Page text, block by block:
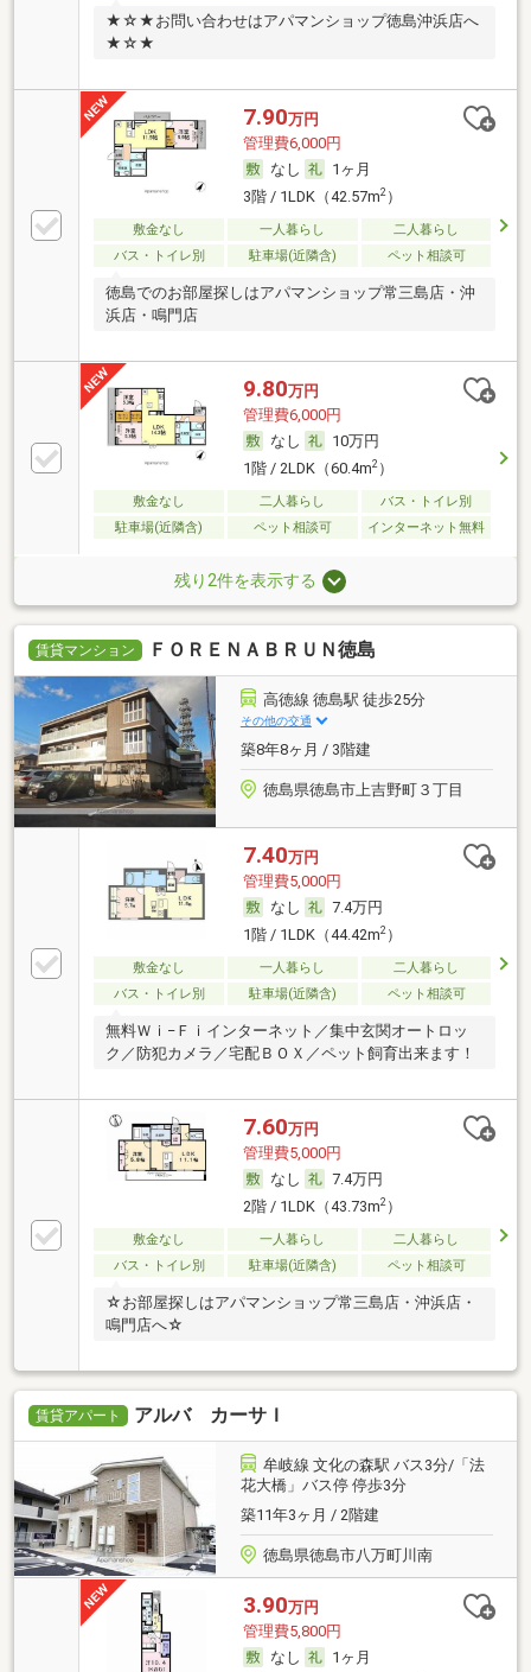
★☆★お問い合わせはアパマンショップ徳島沖浜店へ
★☆★
7.90万円
管理費6,000円
なし
1ヶ月
3階 / 1LDK（42.57m2）
敷金なし 一人暮らし
二人暮らし
バス・トイレ別
駐車場(近隣含) ペット相談可
徳島でのお部屋探しはアパマンショップ常三島店・沖
浜店・鳴門店
9.80万円
管理費6,000円
なし
10万円
1階 / 2LDK（60.4m2）
敷金なし 二人暮らし
バス・トイレ別
駐車場(近隣含)
ペット相談可 インターネット無料
残り2件を表示する
賃貸マンション ＦＯＲＥＮＡＢＲＵＮ徳島
高徳線 徳島駅 徒歩25分
その他の交通
築8年8ヶ月 / 3階建
徳島県徳島市上吉野町３丁目
7.40万円
管理費5,000円
なし
7.4万円
1階 / 1LDK（44.42m2）
敷金なし 一人暮らし
二人暮らし
バス・トイレ別
駐車場(近隣含) ペット相談可
無料Ｗｉ−Ｆｉインターネット／集中玄関オートロッ
ク／防犯カメラ／宅配ＢＯＸ／ペット飼育出来ます！
7.60万円
管理費5,000円
なし
7.4万円
2階 / 1LDK（43.73m2）
敷金なし 一人暮らし
二人暮らし
バス・トイレ別
駐車場(近隣含) ペット相談可
☆お部屋探しはアパマンショップ常三島店・沖浜店・
鳴門店へ☆
賃貸アパート アルバ カーサＩ
牟岐線 文化の森駅 バス3分/「法
花大橋」バス停 停歩3分
築11年3ヶ月 / 2階建
徳島県徳島市八万町川南
3.90万円
管理費5,800円
なし
1ヶ月